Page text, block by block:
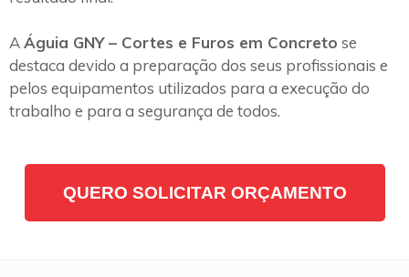
AÁguia GNY – Cortes e Furos em Concreto se
destaca devido a preparação dos seus profissionais e
pelos equipamentos utilizados para a execução do
trabalho e para a segurança de todos.
QUERO SOLICITAR ORÇAMENTO